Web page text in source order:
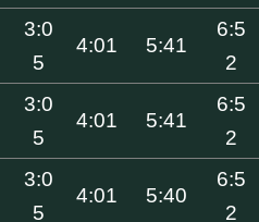
3:0
5
4:01 5:41
6:5
2
3:0
5
4:01 5:41
6:5
2
3:0
5
4:01 5:40
6:5
2